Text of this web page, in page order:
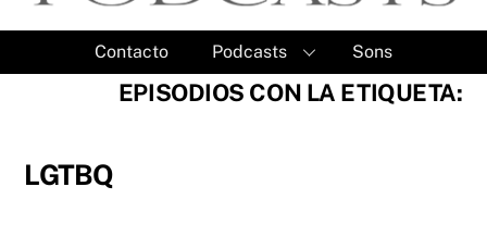
Contacto Podcasts Sons
EPISODIOS CON LA ETIQUETA:
LGTBQ